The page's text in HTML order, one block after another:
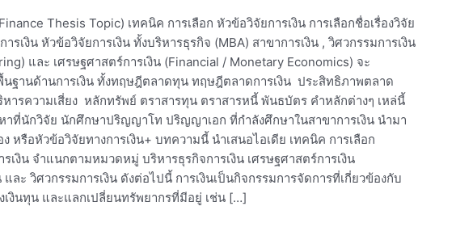
Thesis Topic) เทคนิค การเลือก หัวข้อวิจัยการเงิน การเลือกชื่อเรื่องวิจัย
รเงิน หัวข้อวิจัยการเงิน ทั้งบริหารธุรกิจ (MBA) สาขาการเงิน , วิศวกรรมการเงิน
และ เศรษฐศาสตร์การเงิน (Financial / Monetary Economics) จะ
นฐานด้านการเงิน ทั้งทฤษฎีตลาดทุน ทฤษฎีตลาดการเงิน ประสิทธิภาพตลาด
หารความเสี่ยง หลักทรัพย์ ตราสารทุน ตราสารหนี้ พันธบัตร คำหลักต่างๆ เหล่นี้
าที่นักวิจัย นักศึกษาปริญญาโท ปริญญาเอก ที่กำลังศึกษาในสาขาการเงิน นำมา
หรือหัวข้อวิจัยทางการเงิน+ บทความนี้ นำเสนอไอเดีย เทคนิค การเลือก
เงิน จำแนกตามหมวดหมู่ บริหารธุรกิจการเงิน เศรษฐศาสตร์การเงิน
และ วิศวกรรมการเงิน ดังต่อไปนี้ การเงินเป็นกิจกรรมการจัดการที่เกี่ยวข้องกับ
เงินทุน และแลกเปลี่ยนทรัพยากรที่มีอยู่ เช่น […]